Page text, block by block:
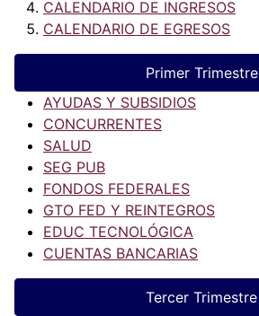
CALENDARIO DE INGRESOS
CALENDARIO DE EGRESOS
Primer Trimestre
AYUDAS Y SUBSIDIOS
CONCURRENTES
SALUD
SEG PUB
FONDOS FEDERALES
GTO FED Y REINTEGROS
EDUC TECNOLÓGICA
CUENTAS BANCARIAS
Tercer Trimestre